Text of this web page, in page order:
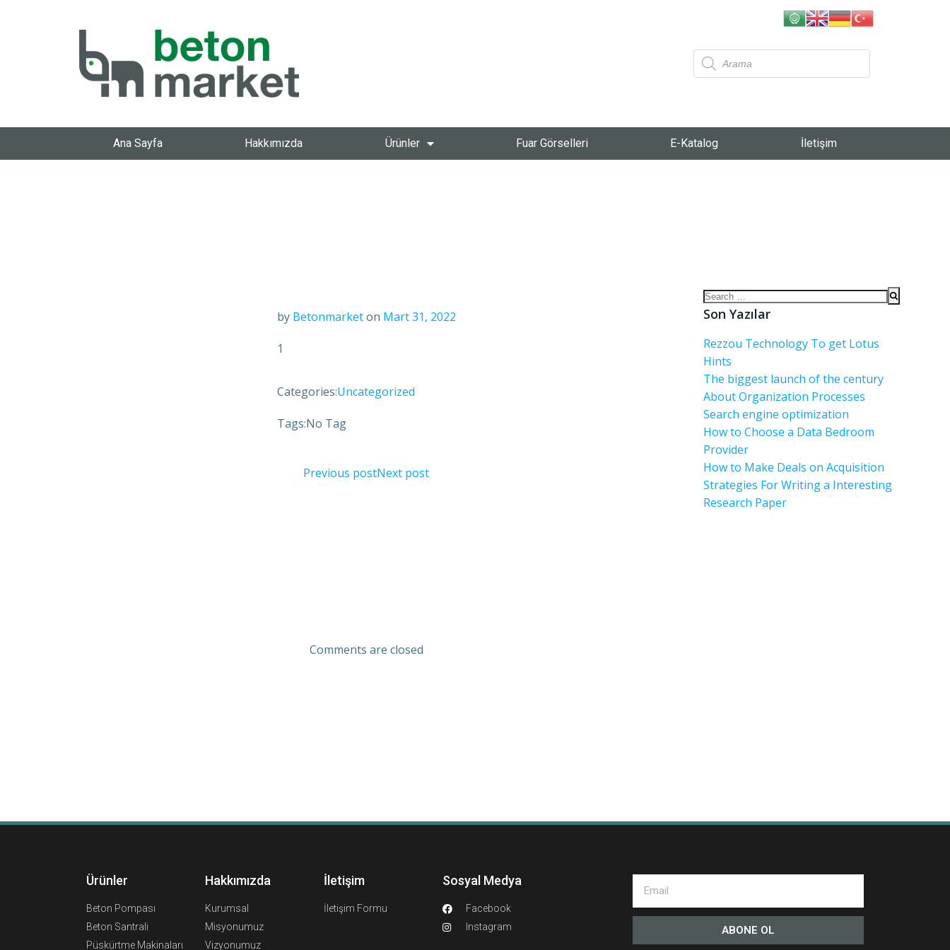
Ana Sayfa Hakkımızda Ürünler Fuar Görselleri E-Katalog İletişim
by Betonmarket on Mart 31, 2022
1
Categories:Uncategorized
Tags:No Tag
Previous postNext post
Comments are closed
Son Yazılar
Rezzou Technology To get Lotus
Hints
The biggest launch of the century
About Organization Processes
Search engine optimization
How to Choose a Data Bedroom
Provider
How to Make Deals on Acquisition
Strategies For Writing a Interesting
Research Paper
Ürünler
Beton Pompası
Beton Santrali
Püskürtme Makinaları
Hakkımızda
Kurumsal
Misyonumuz
Vizyonumuz
İletişim
İletişim Formu
Sosyal Medya
Facebook
Instagram
ABONE OL